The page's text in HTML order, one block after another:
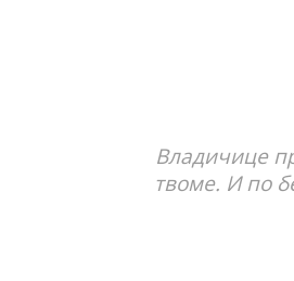
Владичице
твоме. И по